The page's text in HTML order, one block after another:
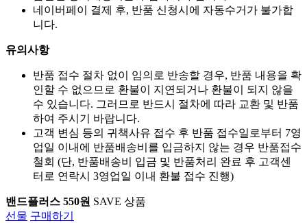
네이버페이 결제 후, 반품 신청시에 자동수거가 불가합
니다.
유의사항
반품 접수 절차 없이 임의로 반송할 경우, 반품 내용을 확
인할 수 없으므로 환불이 지연되거나 환불이 되지 않을
수 있습니다. 그러므로 반드시 절차에 따라 교환 및 반품
하여 주시기 바랍니다.
고객 변심 등의 귀책사유 접수 후 반품 접수일로부터 7영
업일 이내에 반품배송비를 입금하지 않는 경우 반품접수
철회 (단, 반품배송비 입금 및 반품처리 완료 후 고객센
터로 연락시 3영업일 이내 환불 접수 진행)
밴드플러스 550원 SAVE 상품
선물 구매하기